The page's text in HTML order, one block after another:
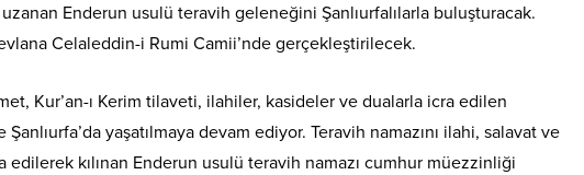
Enderun usulü teravih geleneğini Şanlıurfalılarla buluşturacak.
Celaleddin-i Rumi Camii’nde gerçekleştirilecek.
Kur’an-ı Kerim tilaveti, ilahiler, kasideler ve dualarla icra edilen
yaşatılmaya devam ediyor. Teravih namazını ilahi, salavat ve
kılınan Enderun usulü teravih namazı cumhur müezzinliği